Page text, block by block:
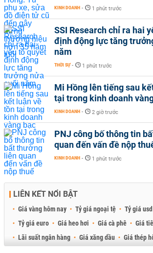
KINH DOANH - 1 phút trước
SSI Research chỉ ra hai
định động lực tăng
năm
THỜI SỰ - 1 phút trước
Mi Hồng lên tiếng sau
tại trong kinh doanh
KINH DOANH - 2 giờ trước
PNJ công bố thông tin
quan đến vấn đề nộp
KINH DOANH - 1 phút trước
LIÊN KẾT NỔI BẬT
Giá vàng hôm nay Tỷ giá ngoại tệ Tỷ giá usd
Tỷ giá euro
Giá heo hơi Giá cà phê
Giá
Lãi suất ngân hàng
Giá xăng dầu
Giá thép